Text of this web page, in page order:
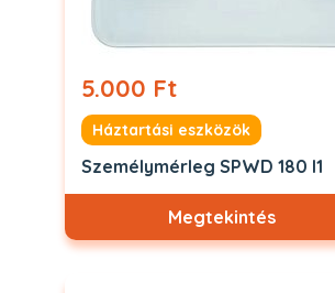
5.000 Ft
Háztartási eszközök
Személymérleg SPWD 180 I1
Megtekintés